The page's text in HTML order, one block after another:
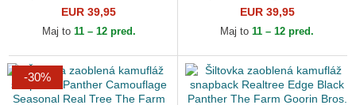
Farm Goorin Bros.
EUR 39,95
Maj to 11 – 12 pred.
The Farm Goorin Bros.
EUR 39,95
Maj to 11 – 12 pred.
-30%